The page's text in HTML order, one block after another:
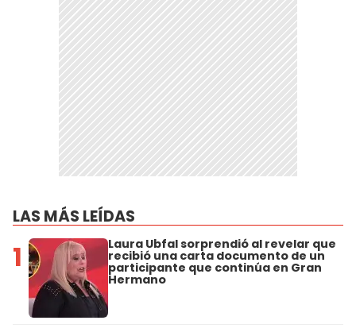
LAS MÁS LEÍDAS
1 Laura Ubfal sorprendió al revelar que
recibió una carta documento de un
participante que continúa en Gran
Hermano